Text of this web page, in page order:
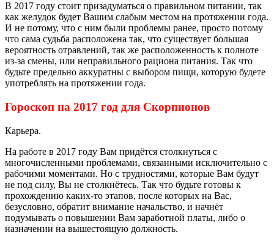
В 2017 году стоит призадуматься о правильном питании, так
как желудок будет Вашим слабым местом на протяжении года.
И не потому, что с ним были проблемы ранее, просто потому
что сама судьба расположена так, что существует большая
вероятность отравлений, так же расположенность к полноте
из-за смены, или неправильного рациона питания. Так что
будьте предельно аккуратны с выбором пищи, которую будете
употреблять на протяжении года.
Гороскоп на 2017 год для Скорпионов
Карьера.
На работе в 2017 году Вам придётся столкнуться с
многочисленными проблемами, связанными исключительно с
рабочими моментами. Но с трудностями, которые Вам будут
не под силу, Вы не столкнётесь. Так что будьте готовы к
прохождению каких-то этапов, после которых на Вас,
безусловно, обратит внимание начальство, и начнёт
подумывать о повышении Вам заработной платы, либо о
назначении на вышестоящую должность.